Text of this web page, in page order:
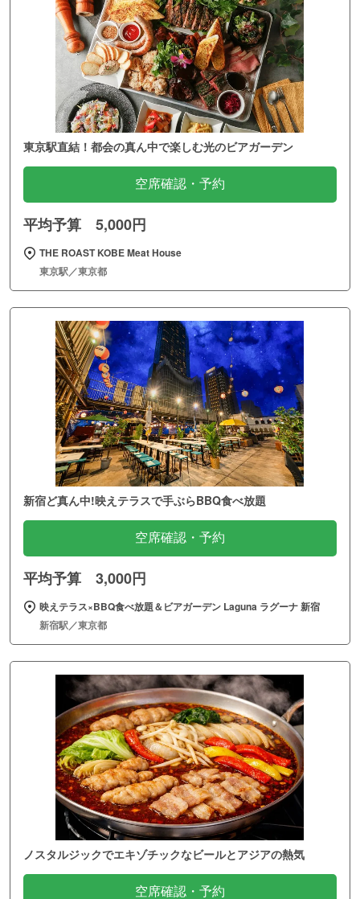
東京駅直結！都会の真ん中で楽しむ光のビアガーデン
空席確認・予約
平均予算 5,000円
THE ROAST KOBE Meat House
東京駅／東京都
新宿ど真ん中!映えテラスで手ぶらBBQ食べ放題
空席確認・予約
平均予算 3,000円
映えテラス×BBQ食べ放題＆ビアガーデン Laguna ラグーナ 新宿
新宿駅／東京都
ノスタルジックでエキゾチックなビールとアジアの熱気
空席確認・予約